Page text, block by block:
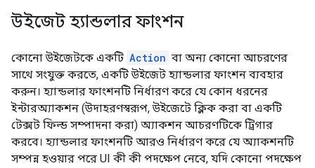
উইজেট হ্যান্ডলার ফাংশন
কোনো উইজেটকে একটি Action বা অন্য কোনো আচরণের
সাথে সংযুক্ত করতে, একটি উইজেট হ্যান্ডলার ফাংশন ব্যবহার
করুন। হ্যান্ডলার ফাংশনটি নির্ধারণ করে যে কোন ধরনের
ইন্টারঅ্যাকশন (উদাহরণস্বরূপ, উইজেটে ক্লিক করা বা একটি
টেক্সট ফিল্ড সম্পাদনা করা) অ্যাকশন আচরণটিকে ট্রিগার
করবে। হ্যান্ডলার ফাংশনটি আরও নির্ধারণ করে যে অ্যাকশনটি
সম্পন্ন হওয়ার পরে UI কী কী পদক্ষেপ নেবে, যদি কোনো পদক্ষেপ